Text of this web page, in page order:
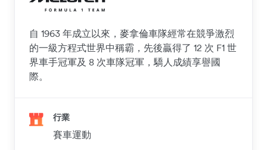
自 1963 年成立以來，麥拿倫車隊經常在競爭激烈
的一級方程式世界中稱霸，先後贏得了 12 次 F1 世
界車手冠軍及 8 次車隊冠軍，驕人成績享譽國
際。
行業
賽車運動